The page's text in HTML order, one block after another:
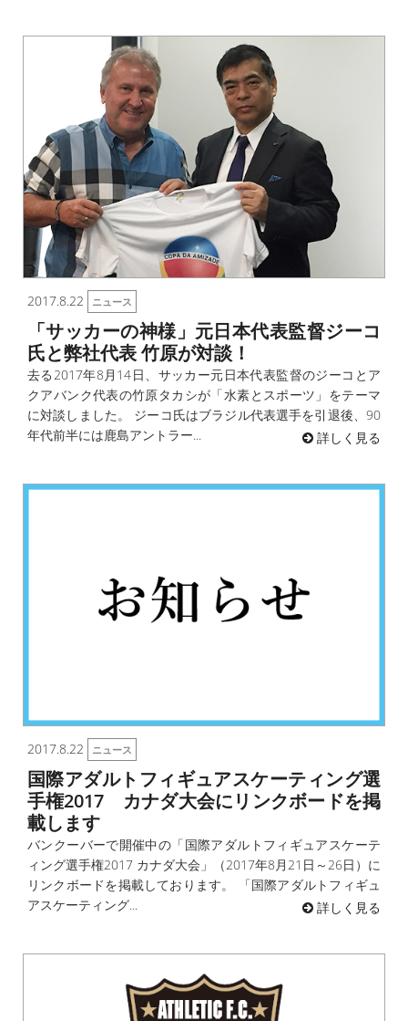
2017.8.22 ニュース
「サッカーの神様」元日本代表監督ジーコ
氏と弊社代表 竹原が対談！
去る2017年8月14日、サッカー元日本代表監督のジーコとア
クアバンク代表の竹原タカシが「水素とスポーツ」をテーマ
に対談しました。 ジーコ氏はブラジル代表選手を引退後、90
年代前半には鹿島アントラー...
詳しく見る
2017.8.22 ニュース
国際アダルトフィギュアスケーティング選
手権2017 カナダ大会にリンクボードを掲
載します
バンクーバーで開催中の「国際アダルトフィギュアスケーテ
ィング選手権2017 カナダ大会」（2017年8月21日～26日）に
リンクボードを掲載しております。 「国際アダルトフィギュ
アスケーティング...
詳しく見る